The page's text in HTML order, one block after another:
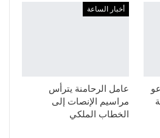
أخبار الساعة
عامل الرحامنة يترأس
مراسيم الإنصات إلى
الخطاب الملكي